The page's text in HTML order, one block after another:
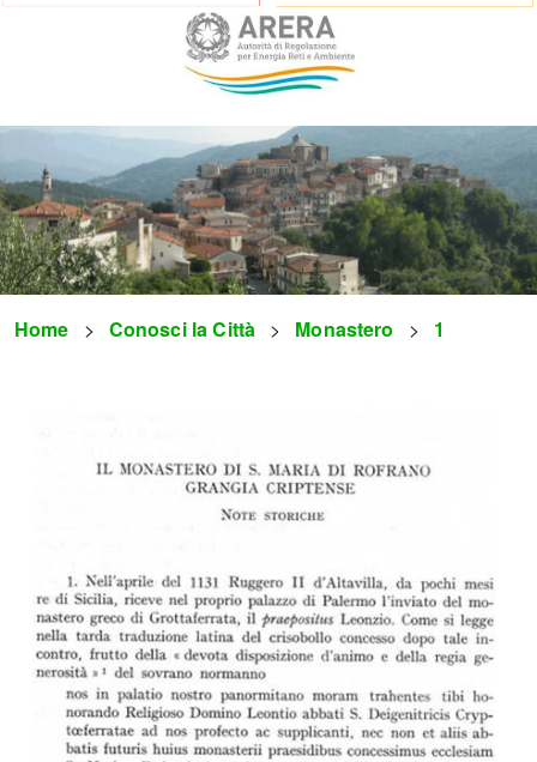
Home Conosci la Città Monastero 1